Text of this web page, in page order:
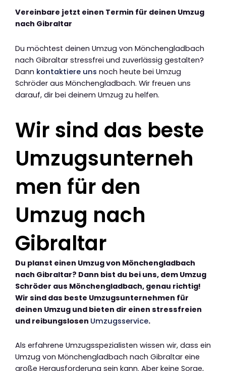
Vereinbare jetzt einen Termin für deinen Umzug
nach Gibraltar
Du möchtest deinen Umzug von Mönchengladbach
nach Gibraltar stressfrei und zuverlässig gestalten?
Dann kontaktiere uns noch heute bei Umzug
Schröder aus Mönchengladbach. Wir freuen uns
darauf, dir bei deinem Umzug zu helfen.
Wir sind das beste
Umzugsunterneh
men für den
Umzug nach
Gibraltar
Du planst einen Umzug von Mönchengladbach
nach Gibraltar? Dann bist du bei uns, dem Umzug
Schröder aus Mönchengladbach, genau richtig!
Wir sind das beste Umzugsunternehmen für
deinen Umzug und bieten dir einen stressfreien
und reibungslosen Umzugsservice.
Als erfahrene Umzugsspezialisten wissen wir, dass ein
Umzug von Mönchengladbach nach Gibraltar eine
große Herausforderung sein kann. Aber keine Sorge,